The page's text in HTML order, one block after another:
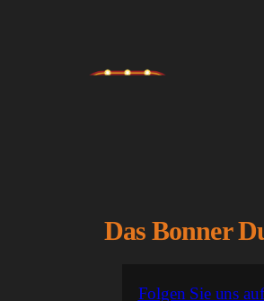
Das Bonner
Folgen Sie uns auf